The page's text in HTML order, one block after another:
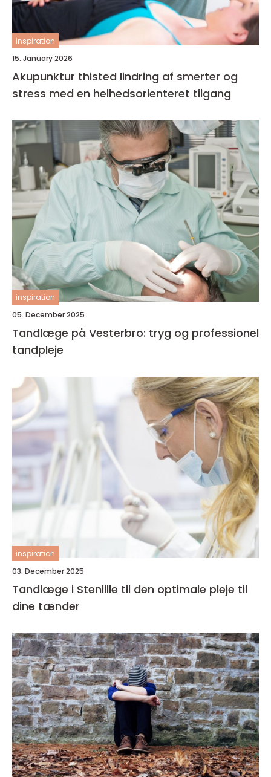
inspiration
15. January 2026
Akupunktur thisted lindring af smerter og
stress med en helhedsorienteret tilgang
inspiration
05. December 2025
Tandlæge på Vesterbro: tryg og professionel
tandpleje
inspiration
03. December 2025
Tandlæge i Stenlille til den optimale pleje til
dine tænder